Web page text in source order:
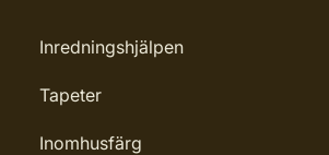
Inredningshjälpen
Tapeter
Inomhusfärg